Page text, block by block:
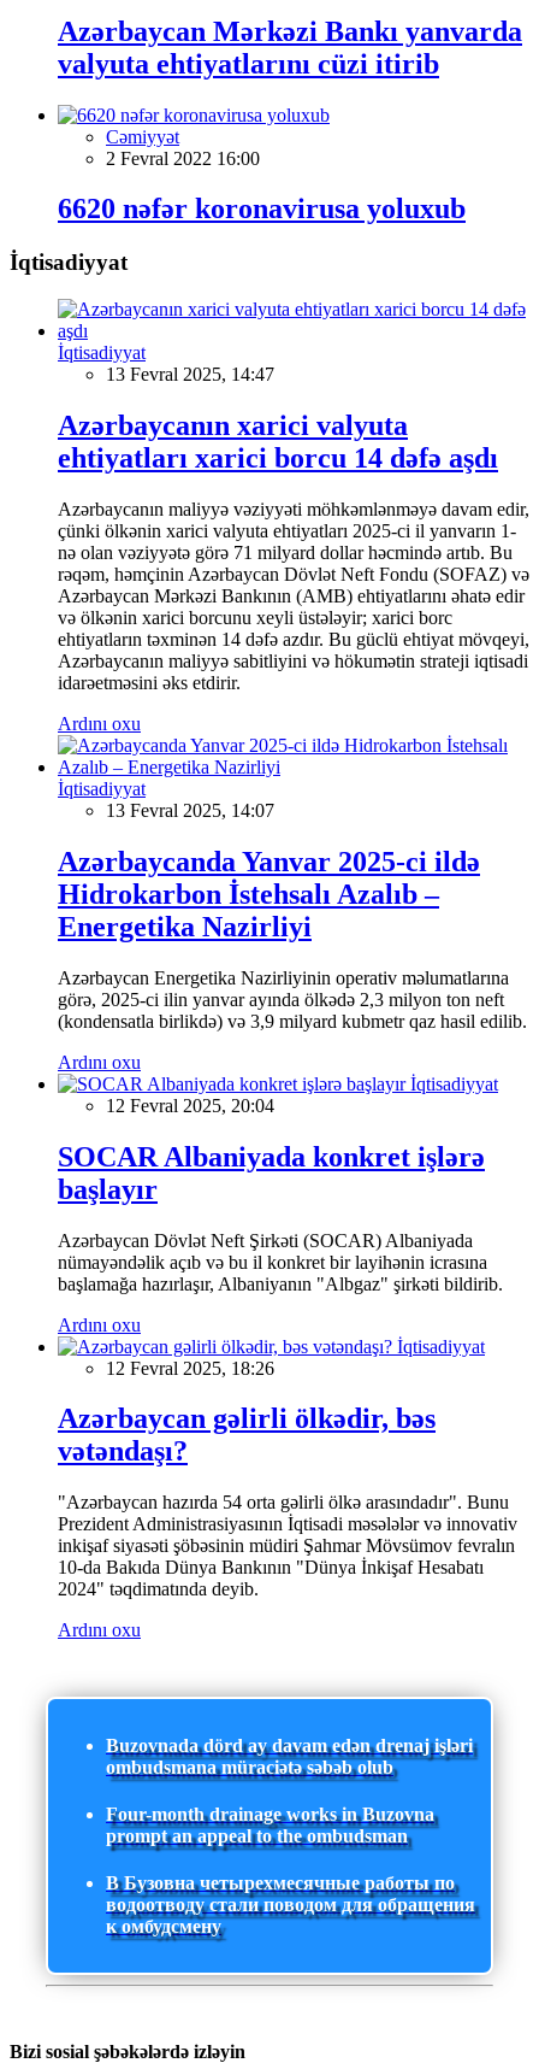
Azərbaycan Mərkəzi Bankı yanvarda
valyuta ehtiyatlarını cüzi itirib
Cəmiyyət
2 Fevral 2022 16:00
6620 nəfər koronavirusa yoluxub
İqtisadiyyat
İqtisadiyyat
13 Fevral 2025, 14:47
Azərbaycanın xarici valyuta
ehtiyatları xarici borcu 14 dəfə aşdı
Azərbaycanın maliyyə vəziyyəti möhkəmlənməyə davam edir,
çünki ölkənin xarici valyuta ehtiyatları 2025-ci il yanvarın 1-
nə olan vəziyyətə görə 71 milyard dollar həcmində artıb. Bu
rəqəm, həmçinin Azərbaycan Dövlət Neft Fondu (SOFAZ) və
Azərbaycan Mərkəzi Bankının (AMB) ehtiyatlarını əhatə edir
və ölkənin xarici borcunu xeyli üstələyir; xarici borc
ehtiyatların təxminən 14 dəfə azdır. Bu güclü ehtiyat mövqeyi,
Azərbaycanın maliyyə sabitliyini və hökumətin strateji iqtisadi
idarəetməsini əks etdirir.
Ardını oxu
İqtisadiyyat
13 Fevral 2025, 14:07
Azərbaycanda Yanvar 2025-ci ildə
Hidrokarbon İstehsalı Azalıb –
Energetika Nazirliyi
Azərbaycan Energetika Nazirliyinin operativ məlumatlarına
görə, 2025-ci ilin yanvar ayında ölkədə 2,3 milyon ton neft
(kondensatla birlikdə) və 3,9 milyard kubmetr qaz hasil edilib.
Ardını oxu
İqtisadiyyat
12 Fevral 2025, 20:04
SOCAR Albaniyada konkret işlərə
başlayır
Azərbaycan Dövlət Neft Şirkəti (SOCAR) Albaniyada
nümayəndəlik açıb və bu il konkret bir layihənin icrasına
başlamağa hazırlaşır, Albaniyanın "Albgaz" şirkəti bildirib.
Ardını oxu
İqtisadiyyat
12 Fevral 2025, 18:26
Azərbaycan gəlirli ölkədir, bəs
vətəndaşı?
"Azərbaycan hazırda 54 orta gəlirli ölkə arasındadır". Bunu
Prezident Administrasiyasının İqtisadi məsələlər və innovativ
inkişaf siyasəti şöbəsinin müdiri Şahmar Mövsümov fevralın
10-da Bakıda Dünya Bankının "Dünya İnkişaf Hesabatı
2024" təqdimatında deyib.
Ardını oxu
Buzovnada dörd ay davam edən drenaj işləri
ombudsmana müraciətə səbəb olub
Four-month drainage works in Buzovna
prompt an appeal to the ombudsman
В Бузовна четырехмесячные работы по
водоотводу стали поводом для обращения
к омбудсмену
Bizi sosial şəbəkələrdə izləyin